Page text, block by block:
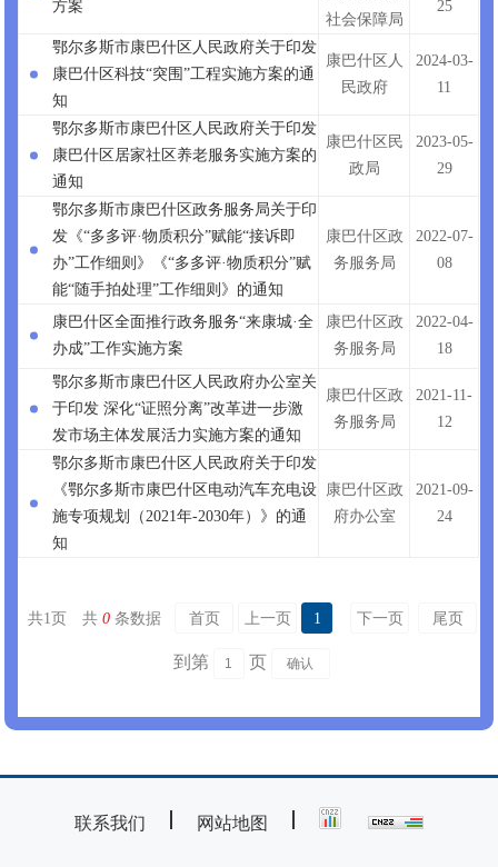
方案
社会保障局
25
鄂尔多斯市康巴什区人民政府关于印发
康巴什区科技“突围”工程实施方案的通
知
康巴什区人
民政府
2024-03-
11
鄂尔多斯市康巴什区人民政府关于印发
康巴什区居家社区养老服务实施方案的
通知
康巴什区民
政局
2023-05-
29
鄂尔多斯市康巴什区政务服务局关于印
发《“多多评·物质积分”赋能“接诉即
办”工作细则》《“多多评·物质积分”赋
能“随手拍处理”工作细则》的通知
康巴什区政
务服务局
2022-07-
08
康巴什区全面推行政务服务“来康城·全
办成”工作实施方案
康巴什区政
务服务局
2022-04-
18
鄂尔多斯市康巴什区人民政府办公室关
于印发 深化“证照分离”改革进一步激
发市场主体发展活力实施方案的通知
康巴什区政
务服务局
2021-11-
12
鄂尔多斯市康巴什区人民政府关于印发
《鄂尔多斯市康巴什区电动汽车充电设
施专项规划（2021年-2030年）》的通
知
康巴什区政
府办公室
2021-09-
24
共1 页 共 0 条数据 首页 上一页 1 下一页 尾页
到第 页